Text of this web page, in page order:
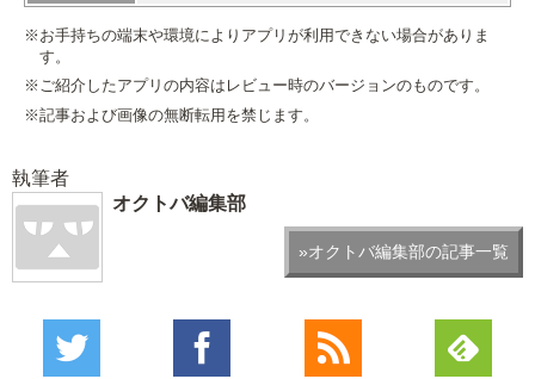
※お手持ちの端末や環境によりアプリが利用できない場合がありま
す。
※ご紹介したアプリの内容はレビュー時のバージョンのものです。
※記事および画像の無断転用を禁じます。
執筆者
オクトバ編集部
»オクトバ編集部の記事一覧